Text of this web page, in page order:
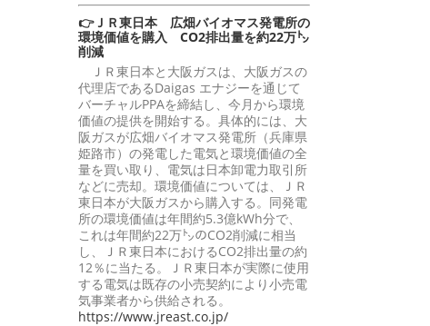
👉ＪＲ東日本 広畑バイオマス発電所の
環境価値を購入 CO2排出量を約22万㌧
削減
ＪＲ東日本と大阪ガスは、大阪ガスの
代理店であるDaigas エナジーを通じて
バーチャルPPAを締結し、今月から環境
価値の提供を開始する。具体的には、大
阪ガスが広畑バイオマス発電所（兵庫県
姫路市）の発電した電気と環境価値の全
量を買い取り、電気は日本卸電力取引所
などに売却。環境価値については、ＪＲ
東日本が大阪ガスから購入する。同発電
所の環境価値は年間約5.3億kWh分で、
これは年間約22万㌧のCO2削減に相当
し、ＪＲ東日本におけるCO2排出量の約
12％に当たる。ＪＲ東日本が実際に使用
する電気は既存の小売契約により小売電
気事業者から供給される。
https://www.jreast.co.jp/